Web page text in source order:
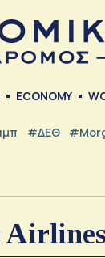
ECONOMY
#ΔΕΘ
Airlines